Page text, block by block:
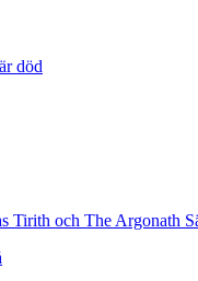
död
Tirith och The Argonath